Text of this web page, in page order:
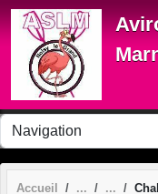
Accueil
Panneau de gestion des